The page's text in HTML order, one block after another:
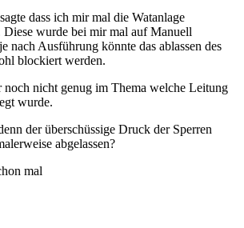
dass ich mir mal die Watanlage
Diese wurde bei mir mal auf Manuell
nach Ausführung könnte das ablassen des
blockiert werden.
noch nicht genug im Thema welche Leitung
wurde.
der überschüssige Druck der Sperren
abgelassen?
mal